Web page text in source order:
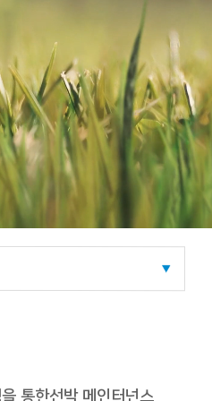
통한선박 메인터넌스